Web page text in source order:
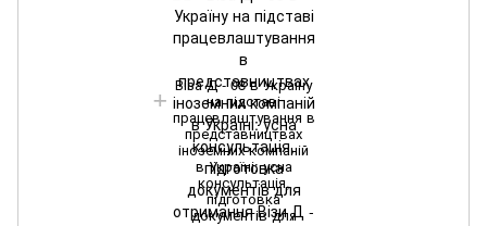
Віза Д - 08 в Україну
на підставі
працевлаштування в
представництвах
іноземних компаній
в Україні: усна
консультація,
підготовка
документів для